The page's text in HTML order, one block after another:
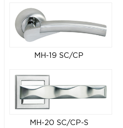
MH-19 SC/CP
MH-20 SC/CP-S